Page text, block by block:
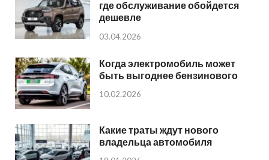
где обслуживание обойдется
дешевле
03.04.2026
Когда электромобиль может
быть выгоднее бензинового
10.02.2026
Какие траты ждут нового
владельца автомобиля